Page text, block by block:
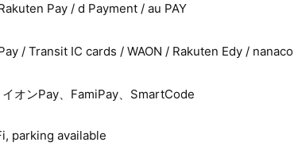
Pay / d Payment / au PAY
/ Transit IC cards / WAON / Rakuten Edy / nanaco
イオンPay、FamiPay、SmartCode
parking available